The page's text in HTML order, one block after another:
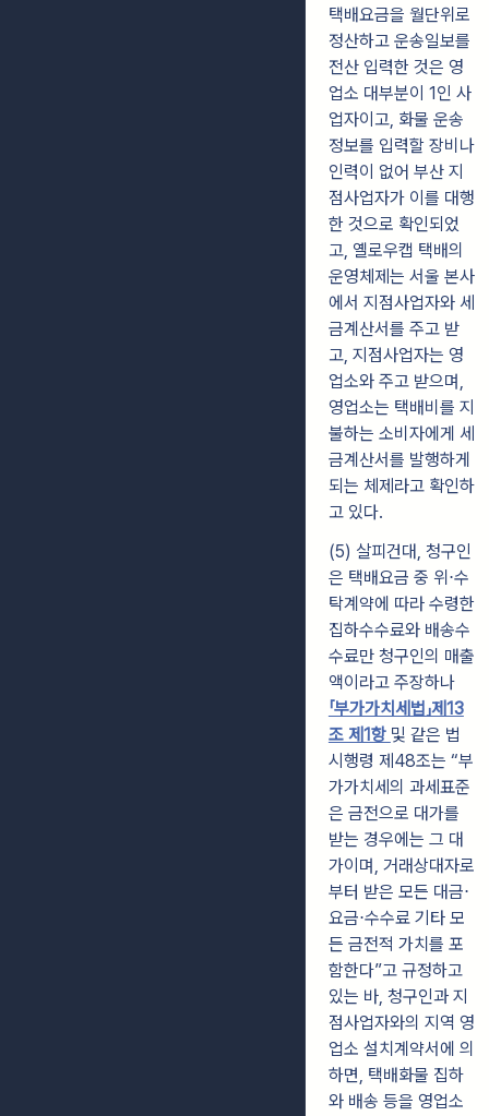
택배요금을 월단위로
정산하고 운송일보를
전산 입력한 것은 영
업소 대부분이 1인 사
업자이고, 화물 운송
정보를 입력할 장비나
인력이 없어 부산 지
점사업자가 이를 대행
한 것으로 확인되었
고, 옐로우캡 택배의
운영체제는 서울 본사
에서 지점사업자와 세
금계산서를 주고 받
고, 지점사업자는 영
업소와 주고 받으며,
영업소는 택배비를 지
불하는 소비자에게 세
금계산서를 발행하게
되는 체제라고 확인하
고 있다.
(5) 살피건대, 청구인
은 택배요금 중 위⋅수
탁계약에 따라 수령한
집하수수료와 배송수
수료만 청구인의 매출
액이라고 주장하나
「부가가치세법」제13
조 제1항 및 같은 법
시행령 제48조는 “부
가가치세의 과세표준
은 금전으로 대가를
받는 경우에는 그 대
가이며, 거래상대자로
부터 받은 모든 대금⋅
요금⋅수수료 기타 모
든 금전적 가치를 포
함한다”고 규정하고
있는 바, 청구인과 지
점사업자와의 지역 영
업소 설치계약서에 의
하면, 택배화물 집하
와 배송 등을 영업소